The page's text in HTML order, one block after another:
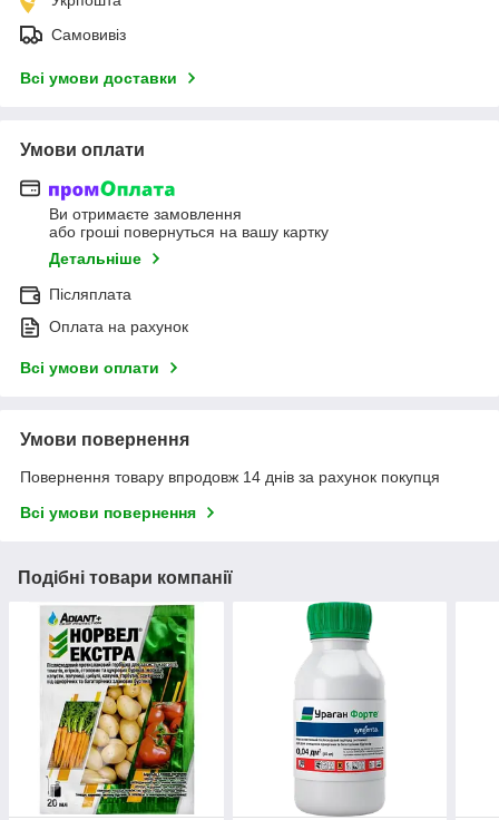
Самовивіз
Всі умови доставки
Умови оплати
Ви отримаєте замовлення
або гроші повернуться на вашу картку
Детальніше
Післяплата
Оплата на рахунок
Всі умови оплати
Умови повернення
Повернення товару впродовж 14 днів за рахунок покупця
Всі умови повернення
Подібні товари компанії